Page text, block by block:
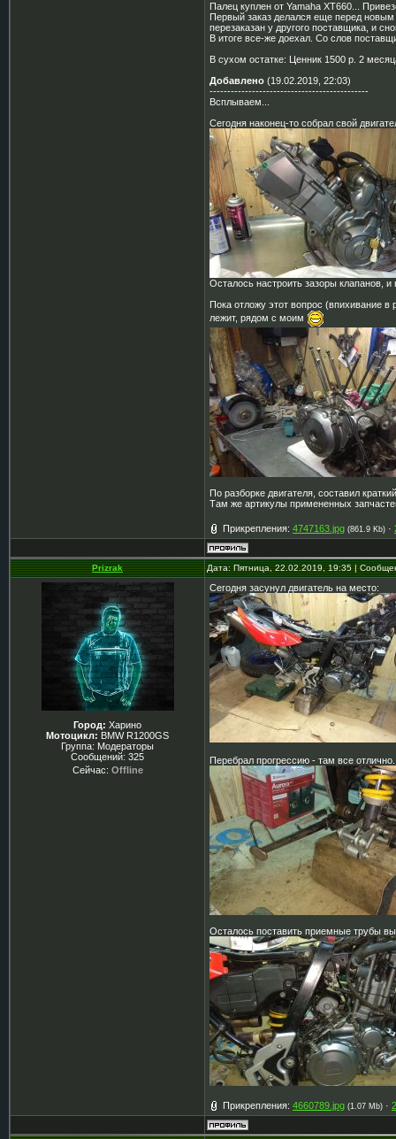
Палец куплен от Yamaha XT660...
Первый заказ делался еще перед новым
перезаказан у другого поставщика, и
В итоге все-же доехал. Со слов
В сухом остатке: Ценник 1500 р. 2
Добавлено (19.02.2019, 22:03)
---------------------------------------------
Всплываем...
Сегодня наконец-то собрал свой
Осталось настроить зазоры клапанов, и
Пока отложу этот вопрос (впихивание
лежит, рядом с моим
По разборке двигателя, составил
Там же артикулы примененных
Прикрепления: 4747163.jpg (861.9 Kb) ·
Prizrak Дата: Пятница, 22.02.2019, 19:35 |
Город: Харино
Мотоцикл: BMW R1200GS
Группа: Модераторы
Сообщений: 325
Сейчас: Offline
Сегодня засунул двигатель на место:
Перебрал прогрессию - там все отлично.
Осталось поставить приемные трубы
Прикрепления: 4660789.jpg (1.07 Mb) ·